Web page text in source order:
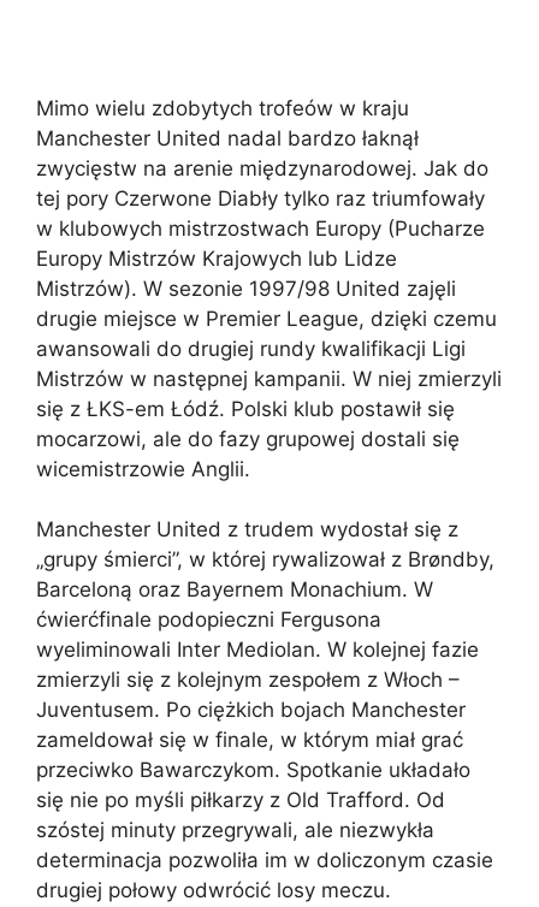
Mimo wielu zdobytych trofeów w kraju
Manchester United nadal bardzo łaknął
zwycięstw na arenie międzynarodowej. Jak do
tej pory Czerwone Diabły tylko raz triumfowały
w klubowych mistrzostwach Europy (Pucharze
Europy Mistrzów Krajowych lub Lidze
Mistrzów). W sezonie 1997/98 United zajęli
drugie miejsce w Premier League, dzięki czemu
awansowali do drugiej rundy kwalifikacji Ligi
Mistrzów w następnej kampanii. W niej zmierzyli
się z ŁKS-em Łódź. Polski klub postawił się
mocarzowi, ale do fazy grupowej dostali się
wicemistrzowie Anglii.
Manchester United z trudem wydostał się z
„grupy śmierci”, w której rywalizował z Brøndby,
Barceloną oraz Bayernem Monachium. W
ćwierćfinale podopieczni Fergusona
wyeliminowali Inter Mediolan. W kolejnej fazie
zmierzyli się z kolejnym zespołem z Włoch –
Juventusem. Po ciężkich bojach Manchester
zameldował się w finale, w którym miał grać
przeciwko Bawarczykom. Spotkanie układało
się nie po myśli piłkarzy z Old Trafford. Od
szóstej minuty przegrywali, ale niezwykła
determinacja pozwoliła im w doliczonym czasie
drugiej połowy odwrócić losy meczu.